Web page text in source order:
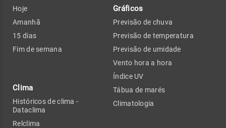
Hoje
Amanhã
15 dias
Fim de semana
Clima
Históricos de clima -
Dataclima
Relclima
Gráficos
Previsão de chuva
Previsão de temperatura
Previsão de umidade
Vento hora a hora
Índice UV
Tábua de marés
Climatologia